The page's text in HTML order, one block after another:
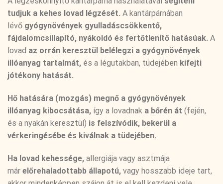
tudjuk a kehes lovad légzését. A kantárpárnában
lévő gyógynövények gyulladáscsökkentő,
fájdalomcsillapító, nyákoldó és fertőtlenítő hatásúak. A
lovad az orrán keresztül belélegzi a gyógynövények
illóanyag tartalmát, és a légutakban, tüdejében kifejti
jótékony hatását.
Hő hatására (mozgás) megnő a gyógynövények
illóanyag kibocsátása, így a lovadnak a bőrén át (fején,
és a nyakán keresztül) is felszívódik, bekerül a
vérkeringésébe és kiválnak a tüdejében.
Ha lovad kehessége, allergiája vagy asztmája
már előrehaladottabb állapotú, vagy hosszabb ideje tart,